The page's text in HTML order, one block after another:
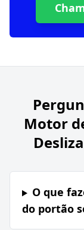
Motor
O que
do portão